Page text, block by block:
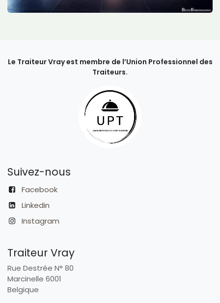
Le Traiteur Vray est membre de l’Union Professionnel des
Traiteurs.
Suivez-nous
Facebook
Linkedin
Instagram
Traiteur Vray
Rue Destrée N° 80
Marcinelle 6001
Belgique